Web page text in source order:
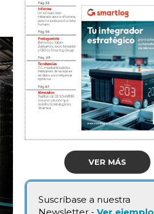
VER MÁS
Suscríbase a nuestra